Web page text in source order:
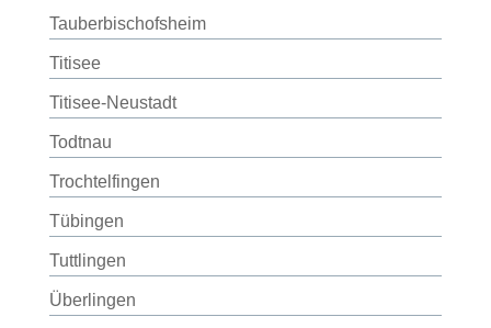
Tauberbischofsheim
Titisee
Titisee-Neustadt
Todtnau
Trochtelfingen
Tübingen
Tuttlingen
Überlingen